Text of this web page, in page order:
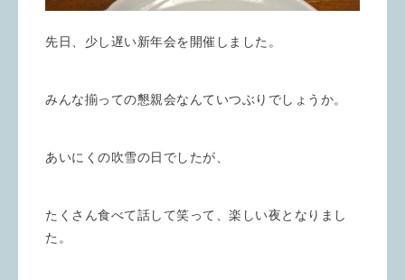
先日、少し遅い新年会を開催しました。
みんな揃っての懇親会なんていつぶりでしょうか。
あいにくの吹雪の日でしたが、
たくさん食べて話して笑って、楽しい夜となりまし
た。